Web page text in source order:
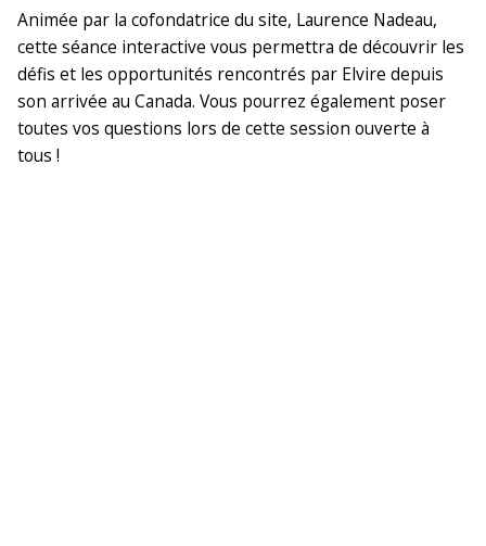
Animée par la cofondatrice du site, Laurence Nadeau,
cette séance interactive vous permettra de découvrir les
défis et les opportunités rencontrés par Elvire depuis
son arrivée au Canada. Vous pourrez également poser
toutes vos questions lors de cette session ouverte à
tous !